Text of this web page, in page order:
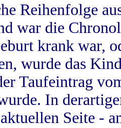
Reihenfolge
war die
krank war,
wurde das
Taufeintrag
In
Seite -